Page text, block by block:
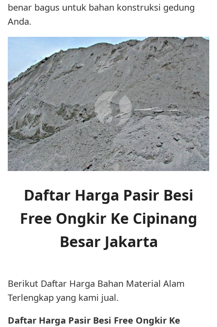
benar bagus untuk bahan konstruksi gedung
Anda.
Daftar Harga Pasir Besi
Free Ongkir Ke Cipinang
Besar Jakarta
Berikut Daftar Harga Bahan Material Alam
Terlengkap yang kami jual.
Daftar Harga Pasir Besi Free Ongkir Ke